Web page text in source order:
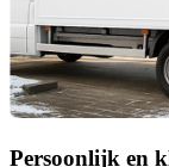
Persoonlijk en